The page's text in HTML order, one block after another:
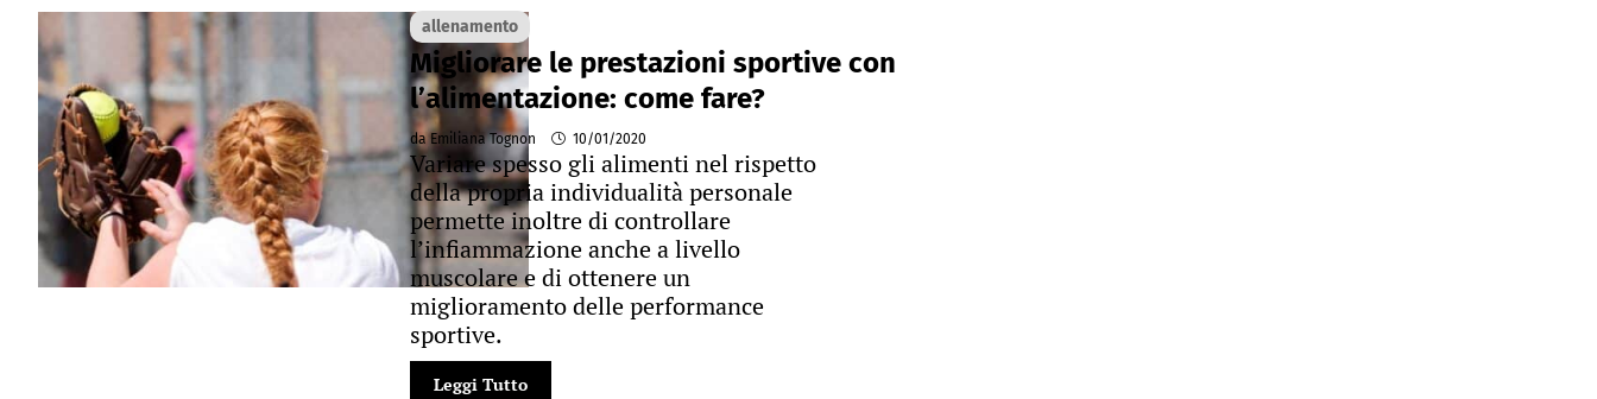
allenamento
Migliorare le prestazioni sportive con
l’alimentazione: come fare?
da Emiliana Tognon 10/01/2020
Variare spesso gli alimenti nel rispetto
della propria individualità personale
permette inoltre di controllare
l’infiammazione anche a livello
muscolare e di ottenere un
miglioramento delle performance
sportive.
Leggi Tutto